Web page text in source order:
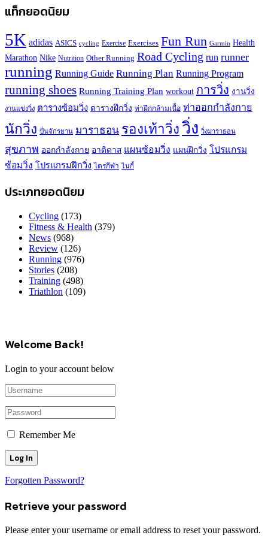
แท็กยอดนิยม
5K adidas ASICS cycling Exercise Exercises Fun Run Garmin Health
Marathon Nike Nutrition Other Running Road Cycling run runner
running Running Guide Running Plan Running Program
running shoes Running Training Plan workout การวิ่ง งานวิ่ง
งานแข่งวิ่ง ตารางซ้อมวิ่ง ตารางฝึกวิ่ง ท่าฝึกกล้ามเนื้อ ท่าออกกำลังกาย
นักวิ่ง ปั่นจักรยาน มาราธอน รองเท้าวิ่ง วิ่ง วิ่งมาราธอน
สุขภาพ ออกกำลังกาย อาดิดาส แผนซ้อมวิ่ง แผนฝึกวิ่ง โปรแกรม
ซ้อมวิ่ง โปรแกรมฝึกวิ่ง ไตรกีฬา ไนกี้
ประเภทยอดนิยม
Cycling (173)
Fitness & Health (379)
News (968)
Review (126)
Running (976)
Stories (208)
Training (498)
Triathlon (109)
Welcome Back!
Login to your account below
Remember Me
Forgotten Password?
Retrieve your password
Please enter your username or email address to reset your password.